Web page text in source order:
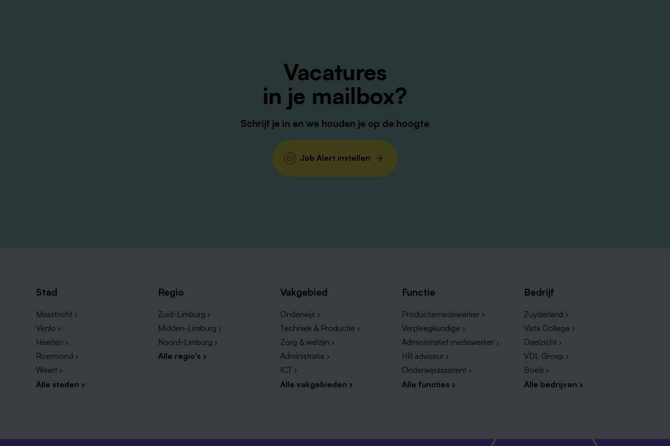
Vacatures
in je mailbox?
Schrijf je in en we houden je op de hoogte
Job Alert instellen
Stad
Maastricht ›
Venlo ›
Heerlen ›
Roermond ›
Weert ›
Alle steden ›
Regio
Zuid-Limburg ›
Midden-Limburg ›
Noord-Limburg ›
Alle regio's ›
Vakgebied
Onderwijs ›
Techniek & Productie ›
Zorg & welzijn ›
Administratie ›
ICT ›
Alle vakgebieden ›
Functie
Productiemedewerker ›
Verpleegkundige ›
Administratief medewerker ›
HR adviseur ›
Onderwijsassistent ›
Alle functies ›
Bedrijf
Zuyderland ›
Vista College ›
Daelzicht ›
VDL Groep ›
Boels ›
Alle bedrijven ›